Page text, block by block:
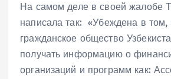
На самом деле в своей жалобе
написала так: «Убеждена в том,
гражданское общество
получать информацию о
организаций и программ как: